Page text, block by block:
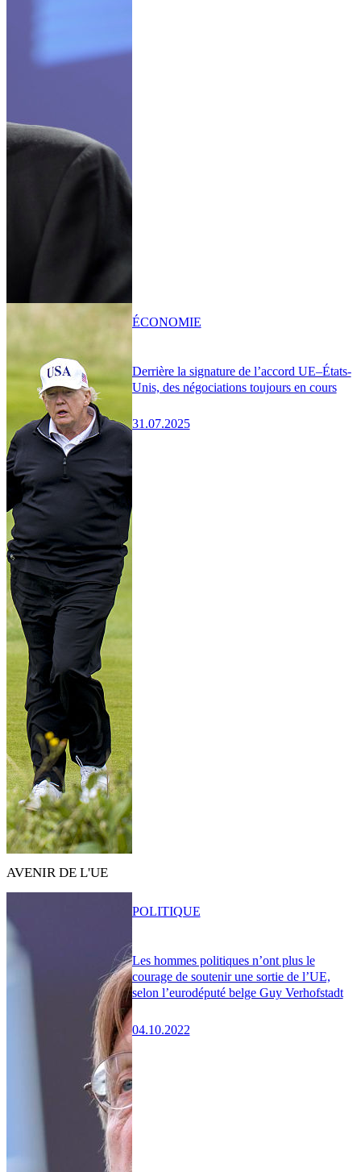
Derrière la signature de l’accord UE–États-
Unis, des négociations toujours en cours
31.07.2025
ÉCONOMIE
AVENIR DE L'UE
Les hommes politiques n’ont plus le
courage de soutenir une sortie de l’UE,
selon l’eurodéputé belge Guy Verhofstadt
04.10.2022
POLITIQUE